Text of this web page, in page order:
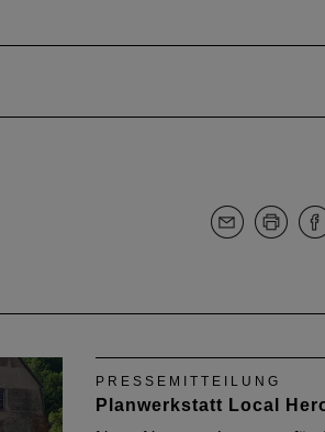
PRESSEMITTEILUNG
Planwerkstatt Local